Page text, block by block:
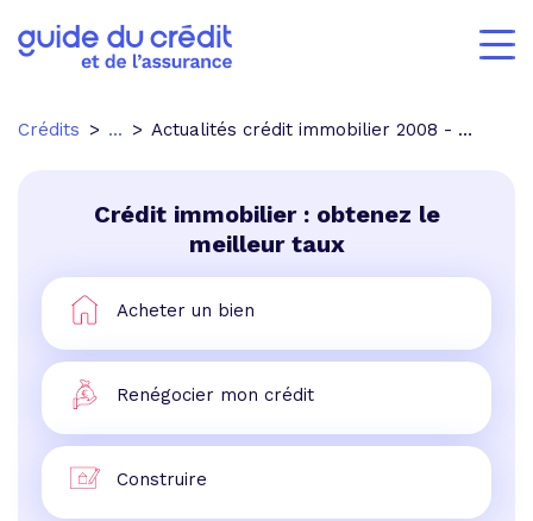
Crédits ... Actualités crédit immobilier 2008 - p.5
Crédit immobilier : obtenez le
meilleur taux
Acheter un bien
Renégocier mon crédit
Construire